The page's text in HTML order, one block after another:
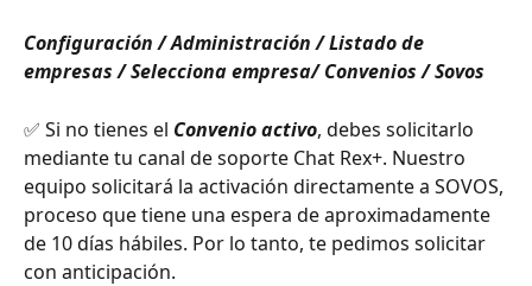
Configuración / Administración / Listado de
empresas / Selecciona empresa/ Convenios / Sovos
✅ Si no tienes el Convenio activo, debes solicitarlo
mediante tu canal de soporte Chat Rex+. Nuestro
equipo solicitará la activación directamente a SOVOS,
proceso que tiene una espera de aproximadamente
de 10 días hábiles. Por lo tanto, te pedimos solicitar
con anticipación.